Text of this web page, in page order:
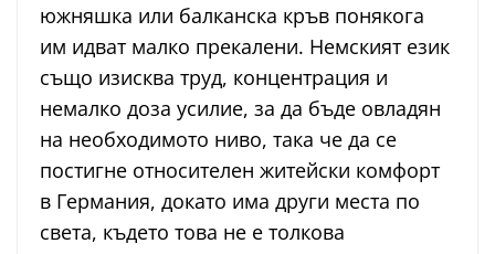
южняшка или балканска кръв понякога
им идват малко прекалени. Немският език
също изисква труд, концентрация и
немалко доза усилие, за да бъде овладян
на необходимото ниво, така че да се
постигне относителен житейски комфорт
в Германия, докато има други места по
света, където това не е толкова